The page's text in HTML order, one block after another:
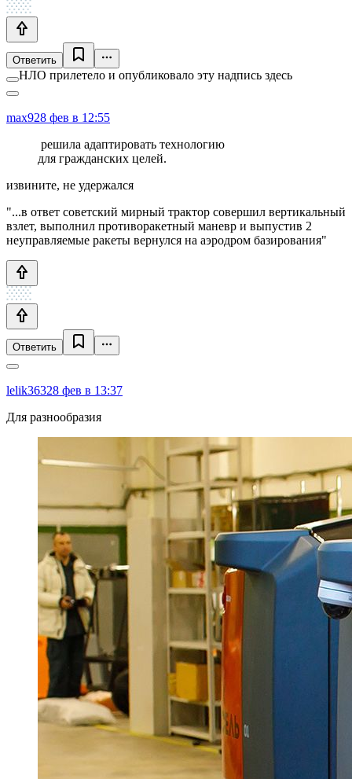
Ответить
НЛО прилетело и опубликовало эту надпись здесь
max928 фев в 12:55
решила адаптировать технологию
для гражданских целей.
извините, не удержался
"...в ответ советский мирный трактор совершил вертикальный
взлет, выполнил противоракетный маневр и выпустив 2
неуправляемые ракеты вернулся на аэродром базирования"
Ответить
lelik36328 фев в 13:37
Для разнообразия